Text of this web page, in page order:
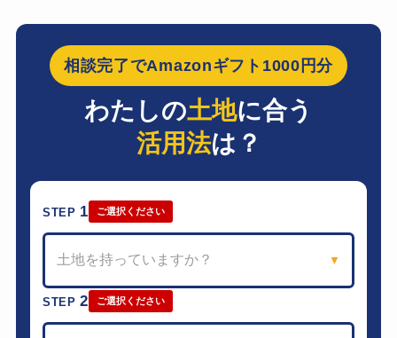
相談完了でAmazonギフト1000円分
わたしの土地に合う
活用法は？
STEP 1 ご選択ください
土地を持っていますか？ ▼
STEP2 ご選択ください